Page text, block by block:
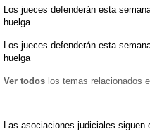
Los jueces defenderán esta
huelga
Los jueces defenderán esta
huelga
Ver todos los temas relacionados
Las asociaciones judiciales siguen